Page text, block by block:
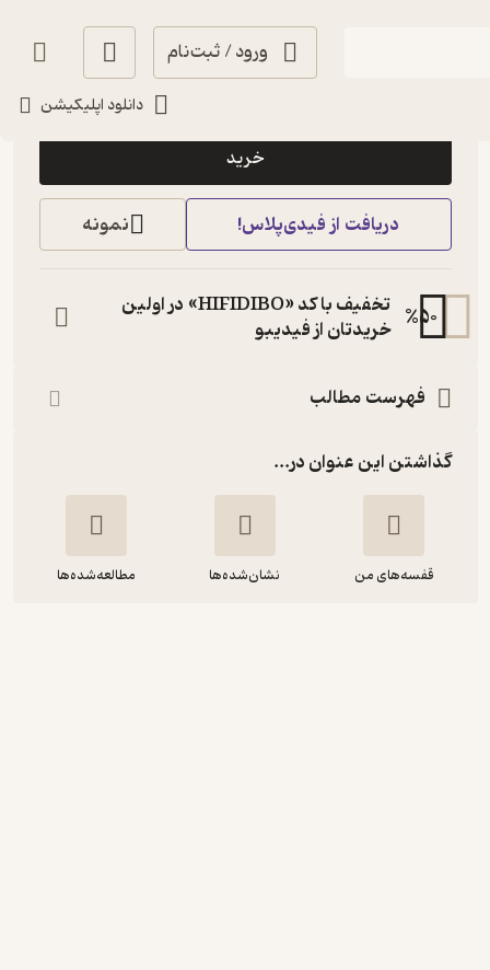
ورود / ثبت‌نام
دانلود اپلیکیشن
10,000تومان
خرید
دریافت از فیدی‌پلاس! نمونه
%50
تخفیف با کد «HIFIDIBO» در اولین
خریدتان از فیدیبو
فهرست مطالب
گذاشتن این عنوان در...
قفسه‌های من نشان‌شده‌ها مطالعه‌شده‌ها